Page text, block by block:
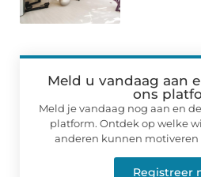
Meld u vandaag aan
ons
Meld je vandaag nog aan en
platform. Ontdek op welke
anderen kunnen motiveren
Registreer